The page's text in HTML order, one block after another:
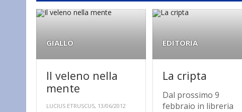
GIALLO
Il veleno nella
mente
LUCIUS ETRUSCUS, 13/06/2012
EDITORIA
La cripta
Dal prossimo 9
febbraio in libreria